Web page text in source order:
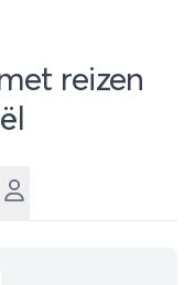
reizen